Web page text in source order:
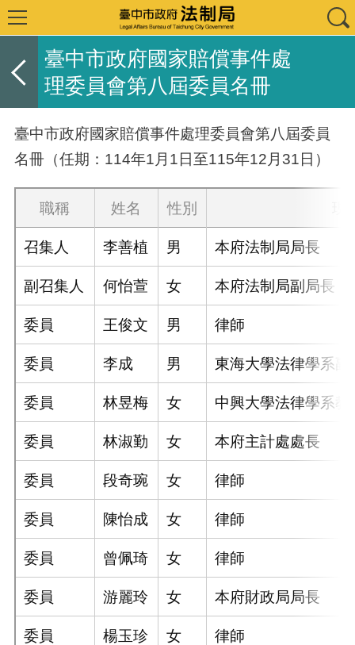
臺中市政府國家賠償事件處
理委員會第八屆委員名冊
臺中市政府國家賠償事件處理委員會第八屆委員
名冊（任期：114年1月1日至115年12月31日）
職稱 姓名 性別
召集人 李善植 男 本府法制局局長
副召集人 何怡萱 女 本府法制局副局長
委員 王俊文 男 律師
委員 李成 男 東海大學法律學系副
委員 林昱梅 女 中興大學法律學系教
委員 林淑勤 女 本府主計處處長
委員 段奇琬 女 律師
委員 陳怡成 女 律師
委員 曾佩琦 女 律師
委員 游麗玲 女 本府財政局局長
委員 楊玉珍 女 律師